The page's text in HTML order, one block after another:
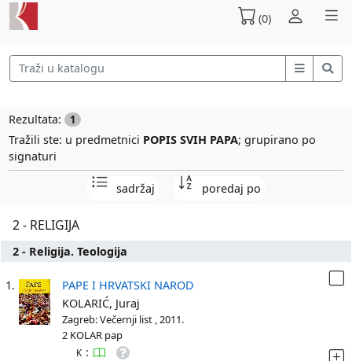
(0)
Rezultata: 1
Tražili ste: u predmetnici POPIS SVIH PAPA; grupirano po
signaturi
sadržaj poredaj po
2 - RELIGIJA
2 - Religija. Teologija
1.
PAPE I HRVATSKI NAROD
KOLARIĆ, Juraj
Zagreb: Večernji list , 2011.
2 KOLAR pap
K :